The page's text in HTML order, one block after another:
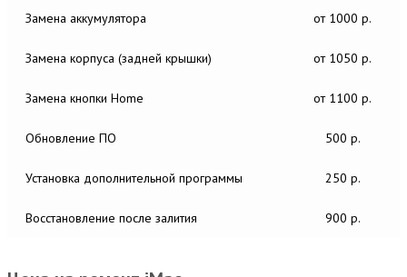
Замена аккумулятора от 1000 р.
Замена корпуса (задней крышки) от 1050 р.
Замена кнопки Home от 1100 р.
Обновление ПО 500 р.
Установка дополнительной программы 250 р.
Восстановление после залития 900 р.